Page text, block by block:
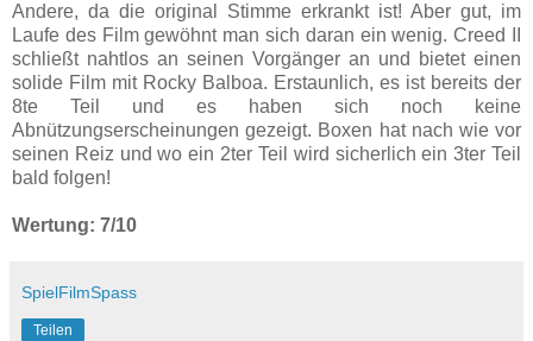
Andere, da die original Stimme erkrankt ist! Aber gut, im
Laufe des Film gewöhnt man sich daran ein wenig. Creed II
schließt nahtlos an seinen Vorgänger an und bietet einen
solide Film mit Rocky Balboa. Erstaunlich, es ist bereits der
8te Teil und es haben sich noch keine
Abnützungserscheinungen gezeigt. Boxen hat nach wie vor
seinen Reiz und wo ein 2ter Teil wird sicherlich ein 3ter Teil
bald folgen!
Wertung: 7/10
SpielFilmSpass
Teilen